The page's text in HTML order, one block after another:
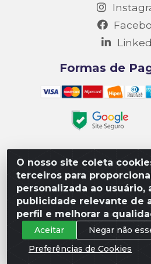
O nosso site coleta
terceiros para
personalizada ao usuário,
publicidade relevante de
perfil e melhorar a
Aceitar
Negar não
Preferências de Cookies
Formas de
Matriz R3 Suprimentos - Rua 14,
– Etapa III, Quadra: 15;
Goiânia/GO, CEP 74985-182. -